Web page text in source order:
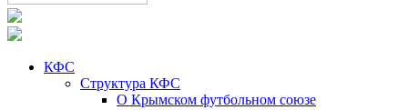
КФС
Структура КФС
О Крымском футбольном союзе